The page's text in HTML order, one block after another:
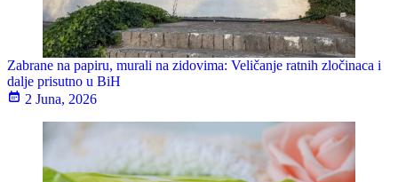
Zabrane na papiru, murali na zidovima: Veličanje ratnih zločinaca i
dalje prisutno u BiH
2 Juna, 2026